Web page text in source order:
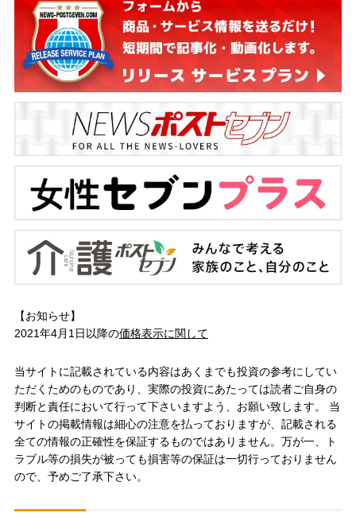
【お知らせ】
2021年4月1日以降の価格表示に関して
当サイトに記載されている内容はあくまでも投資の参考にしてい
ただくためのものであり、実際の投資にあたっては読者ご自身の
判断と責任において行って下さいますよう、お願い致します。 当
サイトの掲載情報は細心の注意を払っておりますが、記載される
全ての情報の正確性を保証するものではありません。万が一、ト
ラブル等の損失が被っても損害等の保証は一切行っておりません
ので、予めご了承下さい。